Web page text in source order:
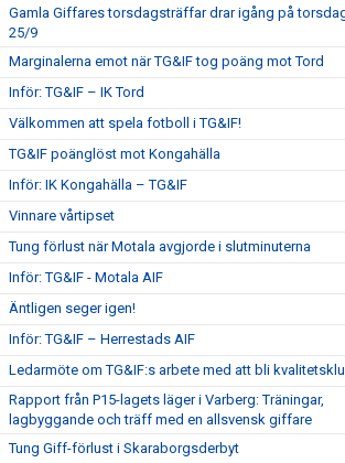
Gamla Giffares torsdagsträffar drar igång på
25/9
Marginalerna emot när TG&IF tog poäng mot Tord
Inför: TG&IF – IK Tord
Välkommen att spela fotboll i TG&IF!
TG&IF poänglöst mot Kongahälla
Inför: IK Kongahälla – TG&IF
Vinnare vårtipset
Tung förlust när Motala avgjorde i slutminuterna
Inför: TG&IF - Motala AIF
Äntligen seger igen!
Inför: TG&IF – Herrestads AIF
Ledarmöte om TG&IF:s arbete med att bli
Rapport från P15-lagets läger i Varberg: Träningar,
lagbyggande och träff med en allsvensk giffare
Tung Giff-förlust i Skaraborgsderbyt